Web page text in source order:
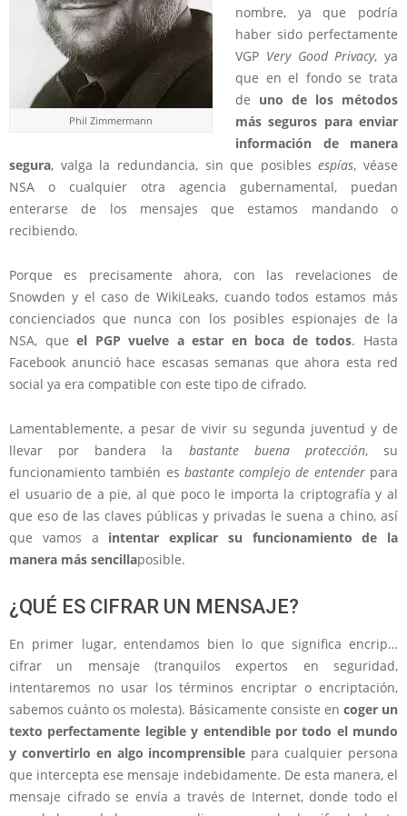
Phil Zimmermann
nombre, ya que podría
haber sido perfectamente
VGP Very Good Privacy, ya
que en el fondo se trata
de uno de los métodos
más seguros para enviar
información de manera
segura, valga la redundancia, sin que posiblesespías, véase
NSA o cualquier otra agencia gubernamental, puedan
enterarse de los mensajes que estamos mandando o
recibiendo.
Porque es precisamente ahora, con las revelaciones de
Snowden y el caso de WikiLeaks, cuando todos estamos más
concienciados que nunca con los posibles espionajes de la
NSA, queel PGP vuelve a estar en boca de todos. Hasta
Facebook anunció hace escasas semanas que ahora esta red
social ya era compatible con este tipo de cifrado.
Lamentablemente, a pesar de vivir su segunda juventud y de
llevar por bandera la bastante buena protección, su
funcionamiento también es bastante complejo de entenderpara
el usuario de a pie, al que poco le importa la criptografía y al
que eso de las claves públicas y privadas le suena a chino, así
que vamos a intentar explicar su funcionamiento de la
manera más sencillaposible.
¿QUÉ ES CIFRAR UN MENSAJE?
En primer lugar, entendamos bien lo que significa encrip…
cifrar un mensaje (tranquilos expertos en seguridad,
intentaremos no usar los términos encriptar o encriptación,
sabemos cuánto os molesta). Básicamente consiste en coger un
texto perfectamente legible y entendible por todo el mundo
y convertirlo en algo incomprensible para cualquier persona
que intercepta ese mensaje indebidamente. De esta manera, el
mensaje cifrado se envía a través de Internet, donde todo el